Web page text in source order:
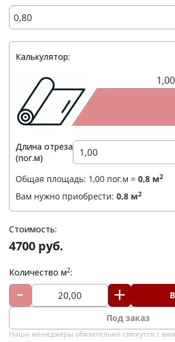
Калькулятор:
1,00
Длина отреза
(пог.м)
Общая площадь: 1,00 пог.м = 0,8 м2
Вам нужно приобрести: 0,8 м2
Стоимость:
4700 руб.
Количество м2:
Под заказ
Наши менеджеры обязательно свяжутся с
Ваше имя
Комментарий
Я согласен наобработку